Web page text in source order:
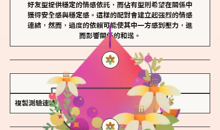
好友型提供穩定的情感依託，而佔有型則希望在關係中
獲得安全感與穩定感。這樣的配對會建立起強烈的情感
連結，然而，過度的依賴可能使其中一方感到壓力，進
而影響關係的和諧。
儲存我的結果圖
複製測驗連結 查看香氛類型全解析 >>>